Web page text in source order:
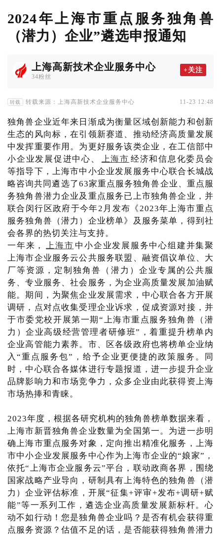
2024年上海市重点服务独角兽
（潜力）企业”遴选申报通知
上海高新技术企业服务中心
34粉丝
+关注
转载 转载来源：上海高新技术企业服务中心 11-23 12:48
独角兽企业近年来日渐成为衡量区域创新能力和创新
生态的风向标，在引领新赛道、推动经济高质量发展
中发挥重要作用。为更好服务该类企业，在工信部中
小企业发展促进中心、
上海市 经济和信息化委员会
等指导下，上海市中小企业发展服务中心联合长城战
略咨询共同遴选了63家重点服务独角兽企业、重点服
务独角兽潜力企业及重点服务已上市独角兽企业，并
联合闵行区政府于今年2月发布《2023年上海市重点
服务独角兽（潜力）企业榜单》及服务菜单，得到社
会各界的热切关注与支持。
一年来，
上海市 中小企业发展服务中心组建并集聚
上海市企业服务云公共服务联盟、融资倡议单位、大
厂等资源，定制独角兽（潜力）企业专属的公共服
务、专业服务、社会服务，为企业高质量发展加油赋
能。期间，为聚焦企业发展需求，中心联合各方开展
调研，点对点收集受理企业诉求，促成资源对接，并
于市委党校开展第一期“上海市重点服务独角兽（潜
力）企业高级经营管理者研修班”，着重提升榜单内
企业高管能力素养。市、区各级政府也将榜单企业纳
入“重点服务包”，给予企业更便捷的政策服务。同
时，中心联合各媒体进行专题报道，进一步提升企业
品牌影响力和市场竞争力，众多企业由此获得资上海
市场热捧和青睐。
2023年度，根据各研究机构的独角兽榜单数据来看，
上海市新晋独角兽企业数量为全国第一。为进一步明
确上海市重点服务对象，定向推出精准化服务，上海
市中小企业发展服务中心作为上海市企业的“娘家”，
依托“上海市企业服务云”平台，联动政商各界，围绕
国家战略产业导向，研制具有上海特色的独角兽（潜
力）企业评估标准，开展“征集+评审+发布+调研+赋
能”等一系列工作，遴选企业高质量发展新标杆。心
动不如行动！您是独角兽企业吗？是否有机会获得重
点服务资源？估值不足的话，是否能获得独角兽潜力